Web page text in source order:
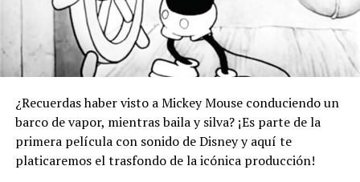
¿Recuerdas haber visto a Mickey Mouse conduciendo un
barco de vapor, mientras baila y silva? ¡Es parte de la
primera película con sonido de Disney y aquí te
platicaremos el trasfondo de la icónica producción!